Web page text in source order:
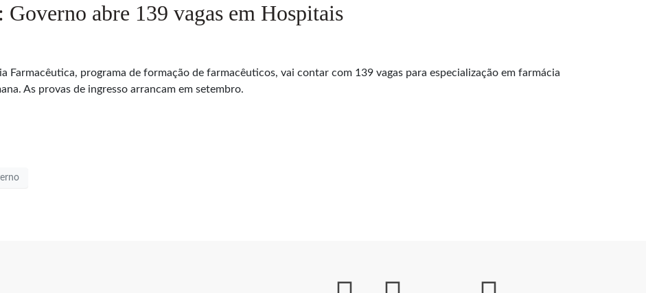
abre 139 vagas em Hospitais
Farmacêutica, programa de formação de farmacêuticos, vai contar com 139 vagas para especialização em farmácia
As provas de ingresso arrancam em setembro.